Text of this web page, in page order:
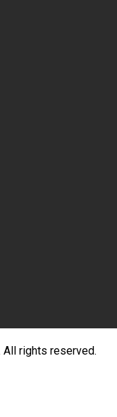
All rights reserved.